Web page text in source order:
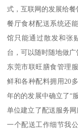
式，互联网的发展给餐
餐厅食材配送系统还
馆只能通过散发和张
台，可以随时随地做广
东莞市联旺膳食管理
鲜和各种配料拥用20
年的的发展中确立了“
单位建立了配送服务
一个配送工作细节我